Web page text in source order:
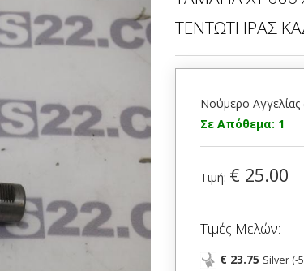
ΤΕΝΤΩΤΗΡΑΣ
Νούμερο Αγγελίας
Σε Απόθεμα: 1
Τιμή: € 25.00
Τιμές Μελών:
€ 23.75 Silver (-